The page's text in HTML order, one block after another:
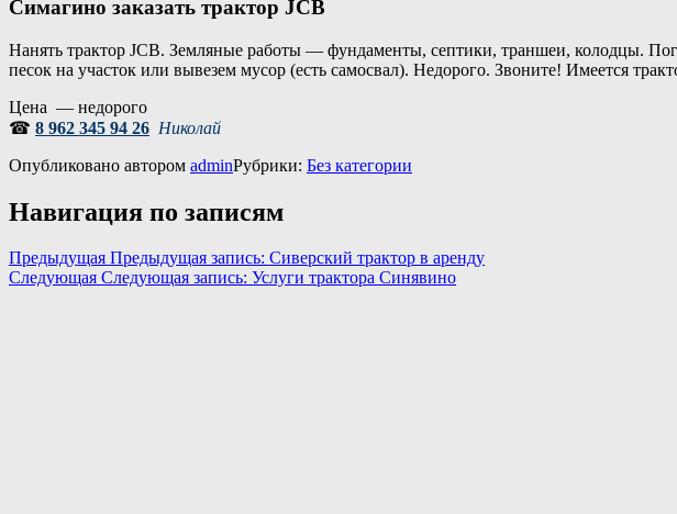
Симагино заказать трактор JCB
Нанять трактор JCB. Земляные работы — фундаменты, септики, траншеи, колодцы.
песок на участок или вывезем мусор (есть самосвал). Недорого. Звоните! Имеется
Цена — недорого
☎ 8 962 345 94 26 Николай
Опубликовано автором adminРубрики: Без категории
Навигация по записям
Предыдущая Предыдущая запись: Сиверский трактор в аренду
Следующая Следующая запись: Услуги трактора Синявино